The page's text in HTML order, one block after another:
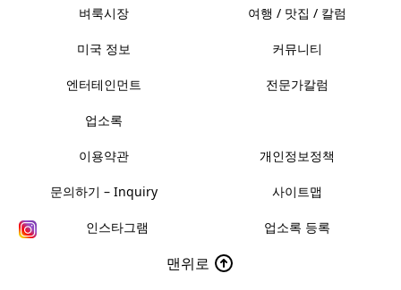
벼룩시장 여행 / 맛집 / 칼럼
미국 정보 커뮤니티
엔터테인먼트 전문가칼럼
업소록
이용약관 개인정보정책
문의하기 – Inquiry 사이트맵
인스타그램 업소록 등록
맨위로